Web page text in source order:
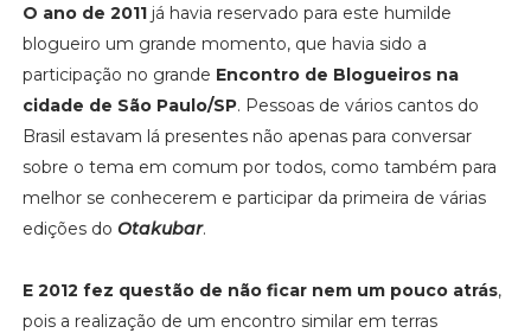
O ano de 2011já havia reservado para este humilde
blogueiro um grande momento, que havia sido a
participação no grande Encontro de Blogueiros na
cidade de São Paulo/SP. Pessoas de vários cantos do
Brasil estavam lá presentes não apenas para conversar
sobre o tema em comum por todos, como também para
melhor se conhecerem e participar da primeira de várias
edições do Otakubar.
E 2012 fez questão de não ficar nem um pouco atrás,
pois a realização de um encontro similar em terras